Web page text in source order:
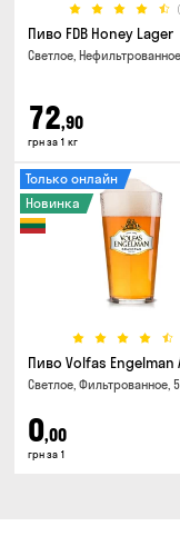
Пиво FDB Honey Lager
Светлое,
72,90
грн за 1 кг
Только онлайн
Новинка
Пиво Volfas Engelman
Светлое, Фильтрованное,
0,00
грн за 1